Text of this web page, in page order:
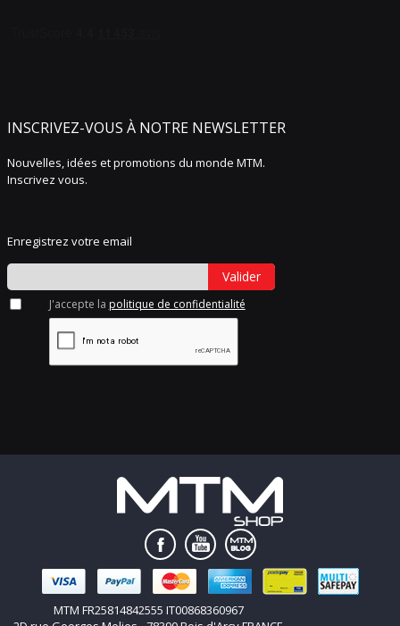
INSCRIVEZ-VOUS À NOTRE NEWSLETTER
Nouvelles, idées et promotions du monde MTM.
Inscrivez vous.
Enregistrez votre email
Valider
J'accepte la politique de confidentialité
MTM FR25814842555 IT00868360967